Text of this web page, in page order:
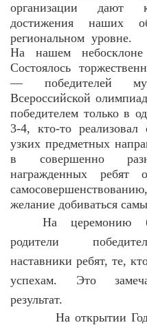
организации дают
достижения наших
региональном уровне.
На нашем небосклоне
Состоялось
— победителей
Всероссийской
победителем только в
3-4, кто-то
узких предметных
в совершенно
награжденных ребят
желание добиваться
На церемонию
родители
наставники ребят, те,
успехам. Это
результат.
На открытии